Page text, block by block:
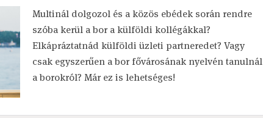
Multinál dolgozol és a közös ebédek során rendre
szóba kerül a bor a külföldi kollégákkal?
Elkápráztatnád külföldi üzleti partneredet? Vagy
csak egyszerűen a bor fővárosának nyelvén tanulnál
a borokról? Már ez is lehetséges!